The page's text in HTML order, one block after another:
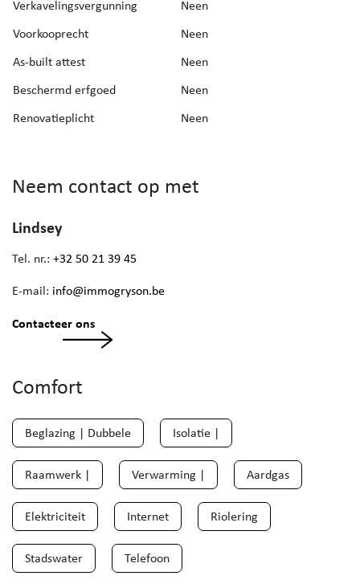
Verkavelingsvergunning
Neen
Voorkooprecht
Neen
As-built attest
Neen
Beschermd erfgoed
Neen
Renovatieplicht
Neen
Neem contact op met
Lindsey
Tel. nr.: +32 50 21 39 45
E-mail: info@immogryson.be
Contacteer ons
Comfort
Beglazing | Dubbele Isolatie |
Raamwerk | Verwarming | Aardgas
Elektriciteit Internet Riolering
Stadswater Telefoon